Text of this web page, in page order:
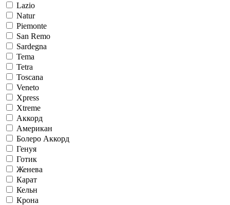
Lazio
Natur
Piemonte
San Remo
Sardegna
Tema
Tetra
Toscana
Veneto
Xpress
Xtreme
Аккорд
Американ
Болеро Аккорд
Генуя
Готик
Женева
Карат
Кельн
Крона